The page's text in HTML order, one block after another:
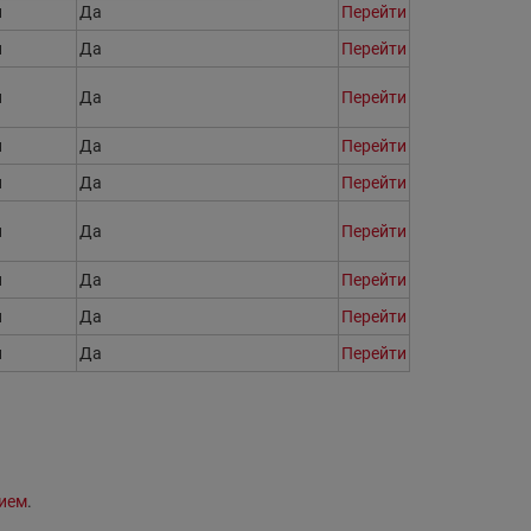
Да
Перейти
Да Перейти
Да Перейти
Да
Перейти
Да Перейти
Да Перейти
Да
Перейти
Да
Перейти
Да Перейти
.